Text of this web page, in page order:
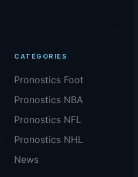
CATÉGORIES
Pronostics Foot
Pronostics NBA
Pronostics NFL
Pronostics NHL
News